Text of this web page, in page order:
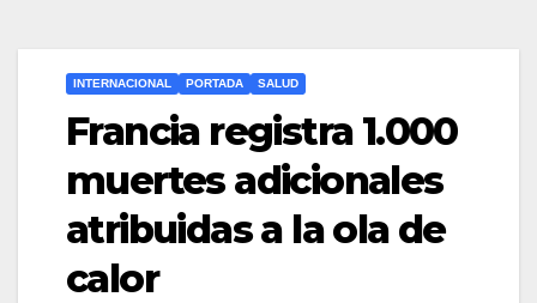
INTERNACIONAL PORTADA SALUD
Francia registra 1.000
muertes adicionales
atribuidas a la ola de
calor